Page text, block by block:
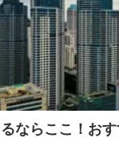
ならここ！お